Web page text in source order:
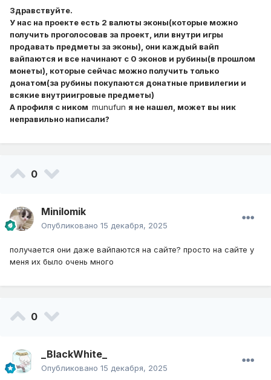
Здравствуйте.
У нас на проекте есть 2 валюты эконы(которые можно
получить проголосовав за проект, или внутри игры
продавать предметы за эконы), они каждый вайп
вайпаются и все начинают с 0 эконов и рубины(в прошлом
монеты), которые сейчас можно получить только
донатом(за рубины покупаются донатные привилегии и
всякие внутриигровые предметы)
А профиля с ником munufun я не нашел, может вы ник
неправильно написали?
0
Minilomik
Опубликовано 15 декабря, 2025
получается они даже вайпаются на сайте? просто на сайте у
меня их было очень много
0
_BlackWhite_
Опубликовано 15 декабря, 2025